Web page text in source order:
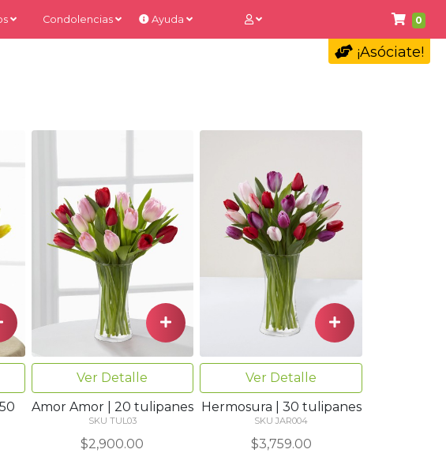
0
Condolencias Ayuda
¡Asóciate!
Ver Detalle
Amor Amor | 20 tulipanes
SKU TUL03
$2,900.00
Ver Detalle
Hermosura | 30 tulipanes
SKU JAR004
$3,759.00